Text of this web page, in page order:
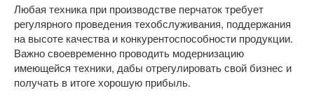
Любая техника при производстве перчаток требует
регулярного проведения техобслуживания, поддержания
на высоте качества и конкурентоспособности продукции.
Важно своевременно проводить модернизацию
имеющейся техники, дабы отрегулировать свой бизнес и
получать в итоге хорошую прибыль.